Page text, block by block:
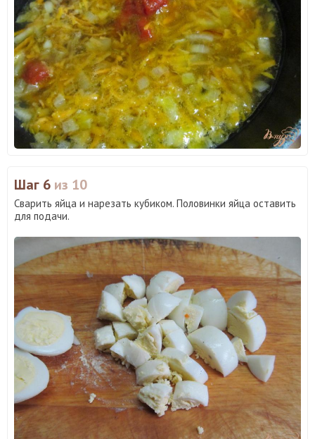
Шаг 6 из 10
Сварить яйца и нарезать кубиком. Половинки яйца оставить
для подачи.